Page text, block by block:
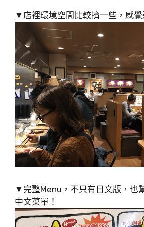
▼店裡環境空間比較擠一些，感
▼完整Menu，不只有日文版，也
中文菜單！